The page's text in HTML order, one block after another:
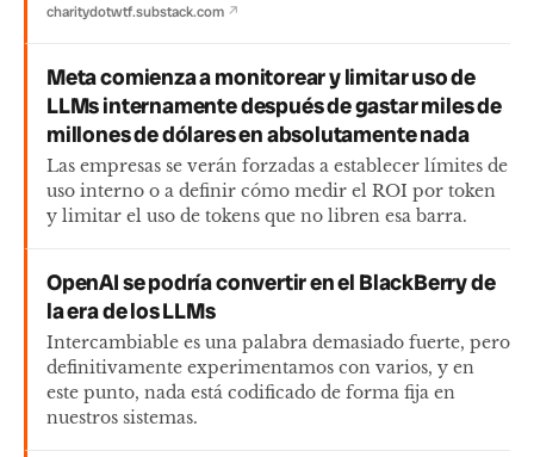
charitydotwtf.substack.com ↗
Meta comienza a monitorear y limitar uso de
LLMs internamente después de gastar miles de
millones de dólares en absolutamente nada
Las empresas se verán forzadas a establecer límites de
uso interno o a definir cómo medir el ROI por token
y limitar el uso de tokens que no libren esa barra.
OpenAI se podría convertir en el BlackBerry de
la era de los LLMs
Intercambiable es una palabra demasiado fuerte, pero
definitivamente experimentamos con varios, y en
este punto, nada está codificado de forma fija en
nuestros sistemas.